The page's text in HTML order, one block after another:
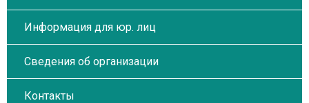
Информация для юр. лиц
Сведения об организации
Контакты